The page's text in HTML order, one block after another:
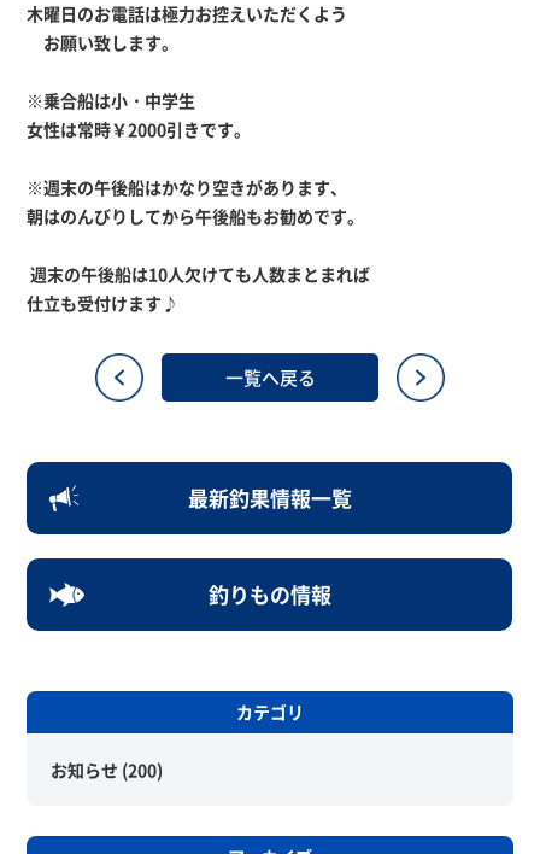
木曜日のお電話は極力お控えいただくよう
お願い致します。
※乗合船は小・中学生
女性は常時￥2000引きです。
※週末の午後船はかなり空きがあります、
朝はのんびりしてから午後船もお勧めです。
週末の午後船は10人欠けても人数まとまれば
仕立も受付けます♪
一覧へ戻る
最新釣果情報一覧
釣りもの情報
カテゴリ
お知らせ (200)